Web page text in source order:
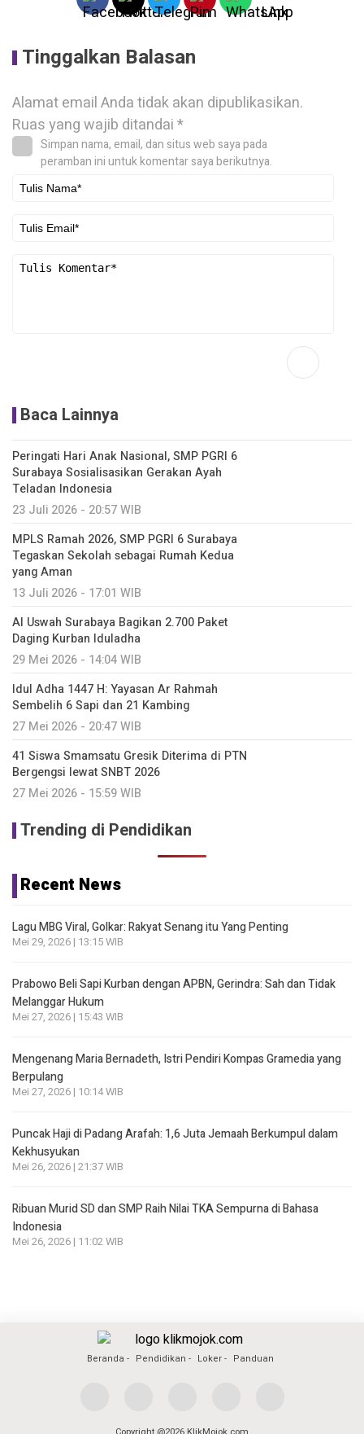
Tinggalkan Balasan
Alamat email Anda tidak akan dipublikasikan.
Ruas yang wajib ditandai*
Simpan nama, email, dan situs web saya pada
peramban ini untuk komentar saya berikutnya.
Baca Lainnya
Peringati Hari Anak Nasional, SMP PGRI 6
Surabaya Sosialisasikan Gerakan Ayah
Teladan Indonesia
23 Juli 2026 - 20:57 WIB
MPLS Ramah 2026, SMP PGRI 6 Surabaya
Tegaskan Sekolah sebagai Rumah Kedua
yang Aman
13 Juli 2026 - 17:01 WIB
Al Uswah Surabaya Bagikan 2.700 Paket
Daging Kurban Iduladha
29 Mei 2026 - 14:04 WIB
Idul Adha 1447 H: Yayasan Ar Rahmah
Sembelih 6 Sapi dan 21 Kambing
27 Mei 2026 - 20:47 WIB
41 Siswa Smamsatu Gresik Diterima di PTN
Bergengsi lewat SNBT 2026
27 Mei 2026 - 15:59 WIB
Trending di Pendidikan
Recent News
Lagu MBG Viral, Golkar: Rakyat Senang itu Yang Penting
Mei 29, 2026 | 13:15 WIB
Prabowo Beli Sapi Kurban dengan APBN, Gerindra: Sah dan Tidak
Melanggar Hukum
Mei 27, 2026 | 15:43 WIB
Mengenang Maria Bernadeth, Istri Pendiri Kompas Gramedia yang
Berpulang
Mei 27, 2026 | 10:14 WIB
Puncak Haji di Padang Arafah: 1,6 Juta Jemaah Berkumpul dalam
Kekhusyukan
Mei 26, 2026 | 21:37 WIB
Ribuan Murid SD dan SMP Raih Nilai TKA Sempurna di Bahasa
Indonesia
Mei 26, 2026 | 11:02 WIB
Beranda Pendidikan Loker Panduan